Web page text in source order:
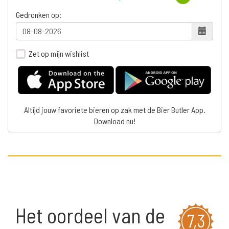
Gedronken op:
Zet op mijn wishlist
Altijd jouw favoriete bieren op zak met de Bier Butler App.
Download nu!
7,3
Het oordeel van de